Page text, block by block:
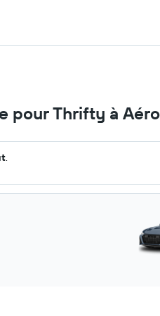
pour Thrifty à
.